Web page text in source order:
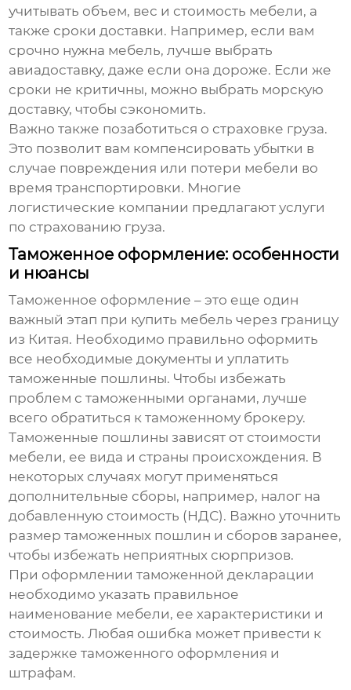
учитывать объем, вес и стоимость мебели, а
также сроки доставки. Например, если вам
срочно нужна мебель, лучше выбрать
авиадоставку, даже если она дороже. Если же
сроки не критичны, можно выбрать морскую
доставку, чтобы сэкономить.
Важно также позаботиться о страховке груза.
Это позволит вам компенсировать убытки в
случае повреждения или потери мебели во
время транспортировки. Многие
логистические компании предлагают услуги
по страхованию груза.
Таможенное оформление: особенности
и нюансы
Таможенное оформление – это еще один
важный этап при купить мебель через границу
из Китая. Необходимо правильно оформить
все необходимые документы и уплатить
таможенные пошлины. Чтобы избежать
проблем с таможенными органами, лучше
всего обратиться к таможенному брокеру.
Таможенные пошлины зависят от стоимости
мебели, ее вида и страны происхождения. В
некоторых случаях могут применяться
дополнительные сборы, например, налог на
добавленную стоимость (НДС). Важно уточнить
размер таможенных пошлин и сборов заранее,
чтобы избежать неприятных сюрпризов.
При оформлении таможенной декларации
необходимо указать правильное
наименование мебели, ее характеристики и
стоимость. Любая ошибка может привести к
задержке таможенного оформления и
штрафам.